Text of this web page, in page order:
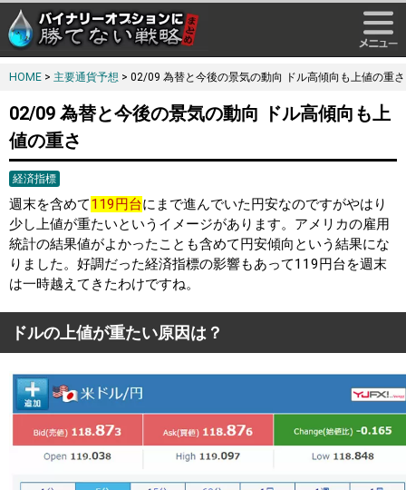
HOME > 主要通貨予想 > 02/09 為替と今後の景気の動向 ドル高傾向も上値の重さ
02/09 為替と今後の景気の動向 ドル高傾向も上
値の重さ
経済指標
週末を含めて119円台にまで進んでいた円安なのですがやはり
少し上値が重たいというイメージがあります。アメリカの雇用
統計の結果値がよかったことも含めて円安傾向という結果にな
りました。好調だった経済指標の影響もあって119円台を週末
は一時越えてきたわけですね。
ドルの上値が重たい原因は？